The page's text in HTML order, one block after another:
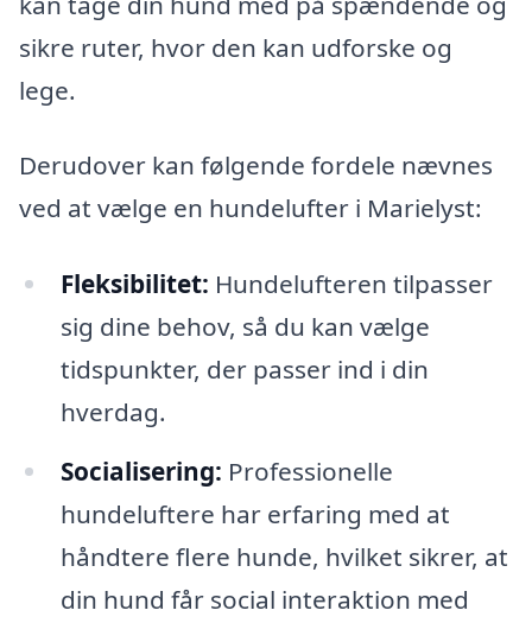
sikre ruter, hvor den kan udforske og
lege.
Derudover kan følgende fordele nævnes
ved at vælge en hundelufter i Marielyst:
Fleksibilitet: Hundelufteren tilpasser
sig dine behov, så du kan vælge
tidspunkter, der passer ind i din
hverdag.
Socialisering: Professionelle
hundeluftere har erfaring med at
håndtere flere hunde, hvilket sikrer, at
din hund får social interaktion med